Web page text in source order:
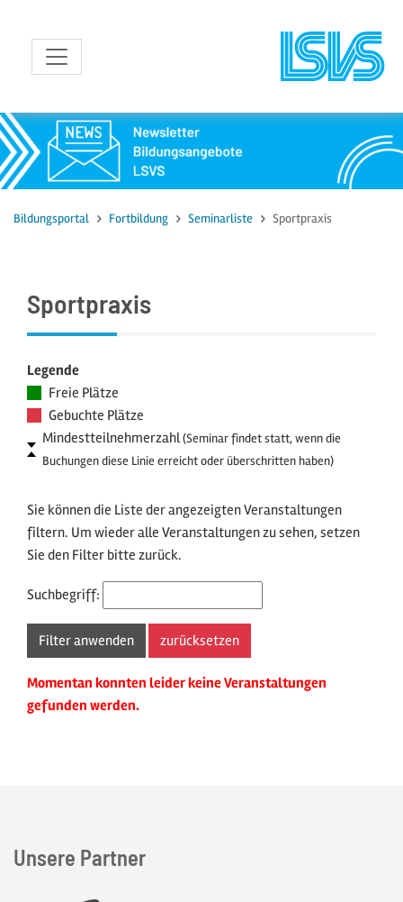
zum Inhalt
Bildungsportal Fortbildung Seminarliste Sportpraxis
Sportpraxis
Legende
Freie Plätze
Gebuchte Plätze
Mindestteilnehmerzahl(Seminar findet statt, wenn die
Buchungen diese Linie erreicht oder überschritten haben)
Sie können die Liste der angezeigten Veranstaltungen
filtern. Um wieder alle Veranstaltungen zu sehen, setzen
Sie den Filter bitte zurück.
Suchbegriff:
Momentan konnten leider keine Veranstaltungen
gefunden werden.
Unsere Partner